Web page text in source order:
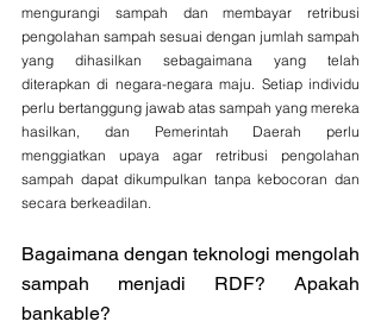
mengurangi sampah dan membayar retribusi
pengolahan sampah sesuai dengan jumlah sampah
yang dihasilkan sebagaimana yang telah
diterapkan di negara-negara maju. Setiap individu
perlu bertanggung jawab atas sampah yang mereka
hasilkan, dan Pemerintah Daerah perlu
menggiatkan upaya agar retribusi pengolahan
sampah dapat dikumpulkan tanpa kebocoran dan
secara berkeadilan.
Bagaimana dengan teknologi mengolah
sampah menjadi RDF? Apakah
bankable?